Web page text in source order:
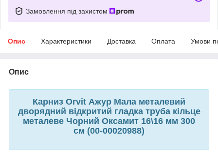
Замовлення під захистом
Опис Характеристики Доставка Оплата Умови
Опис
Карниз Orvit Ажур Мала металевий
дворядний відкритий гладка труба кільце
металеве Чорний Оксамит 16\16 мм 300
см (00-00020988)